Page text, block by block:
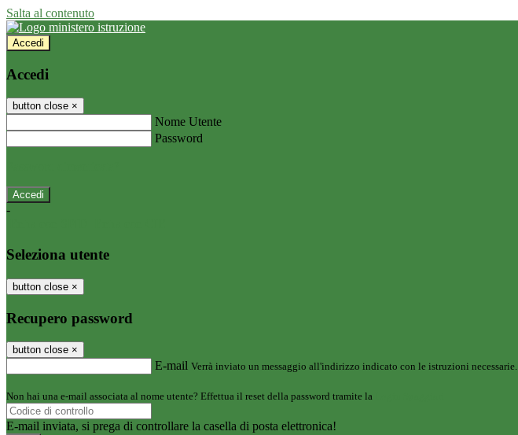
Salta al contenuto
Accedi
Accedi
button close ×
Nome Utente
Password
-
Seleziona utente
button close ×
Recupero password
button close ×
E-mail Verrà inviato un messaggio all'indirizzo indicato con le istruzioni necessarie.
Non hai una e-mail associata al nome utente? Effettua il reset della password tramite la
E-mail inviata, si prega di controllare la casella di posta elettronica!